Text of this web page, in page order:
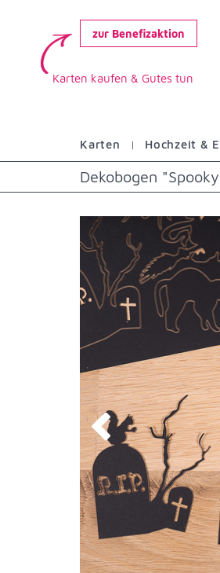
zur Benefizaktion
Karten kaufen & Gutes tun
Karten Hochzeit &
Dekobogen